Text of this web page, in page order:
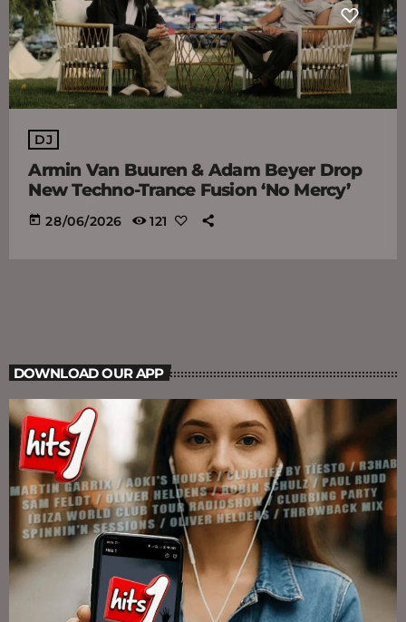
DJ
Armin Van Buuren & Adam Beyer Drop
New Techno-Trance Fusion ‘No Mercy’
today 28/06/2026 121
DOWNLOAD OUR APP